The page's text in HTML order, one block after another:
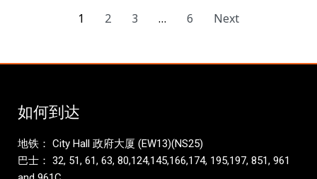
1 2 3 … 6 Next
如何到达
地铁： City Hall 政府大厦 (EW13)(NS25)
巴士： 32, 51, 61, 63, 80,124,145,166,174, 195,197, 851, 961